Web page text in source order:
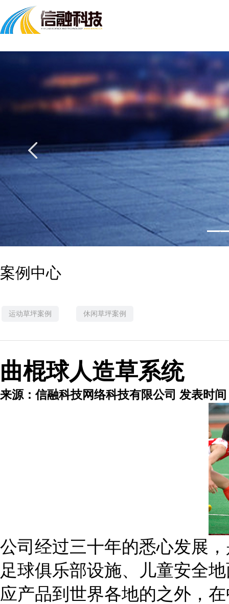
1
案例中心
运动草坪案例 休闲草坪案例
曲棍球人造草系统
来源：信融科技网络科技有限公司 发表时间
公司经过三十年的悉心发展
足球俱乐部设施、儿童安全
应产品到世界各地的之外，